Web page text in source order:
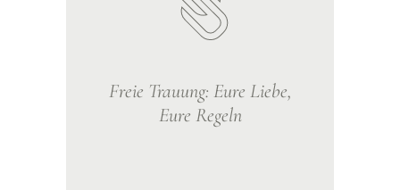
Freie Trauung: Eure Liebe,
Eure Regeln